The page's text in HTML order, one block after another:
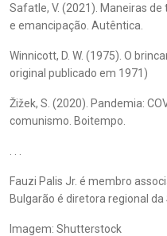
Safatle, V. (2021). Maneiras
e emancipação. Autêntica.
Winnicott, D. W. (1975). O
original publicado em 1971)
Žižek, S. (2020). Pandemia:
comunismo. Boitempo.
Fauzi Palis Jr. é membro
Bulgarão é diretora regional da
Imagem: Shutterstock